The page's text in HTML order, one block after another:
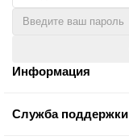
Информация
Служба поддержки